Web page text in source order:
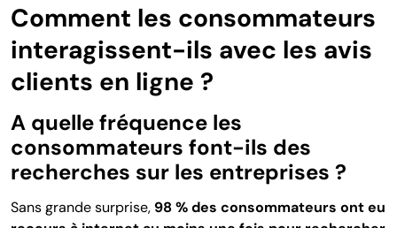
Comment les consommateurs
interagissent-ils avec les avis
clients en ligne ?
A quelle fréquence les
consommateurs font-ils des
recherches sur les entreprises ?
Sans grande surprise, 98 % des consommateurs ont eu